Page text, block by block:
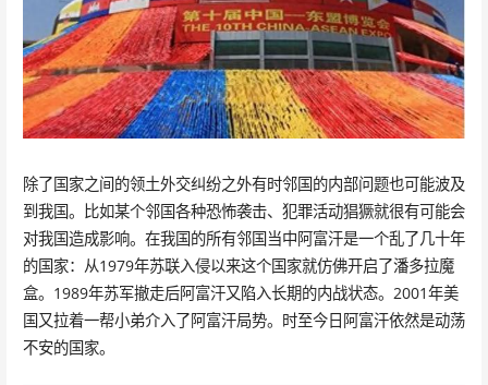
除了国家之间的领土外交纠纷之外有时邻国的内部问题也可能波及
到我国。比如某个邻国各种恐怖袭击、犯罪活动猖獗就很有可能会
对我国造成影响。在我国的所有邻国当中阿富汗是一个乱了几十年
的国家：从1979年苏联入侵以来这个国家就仿佛开启了潘多拉魔
盒。1989年苏军撤走后阿富汗又陷入长期的内战状态。2001年美
国又拉着一帮小弟介入了阿富汗局势。时至今日阿富汗依然是动荡
不安的国家。